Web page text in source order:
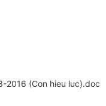
2016 (Con hieu luc).doc